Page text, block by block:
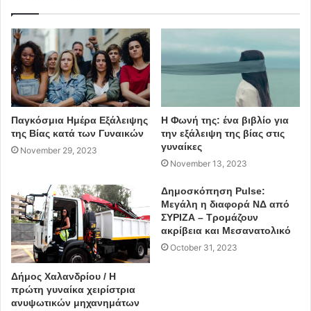
θύμα ληστείας από τους τρεις δράστες στη
Μεταμόρφωση.
Πηγή: newsit.gr/Άννα Τριανταφυλλιά Τσούτσα
ΔΗΜΟΣ ΜΕΤΑΜΟΡΦΩΣΗΣ
Παγκόσμια Ημέρα Εξάλειψης
της Βίας κατά των Γυναικών
November 29, 2023
Η Φωνή της: ένα βιβλίο για
την εξάλειψη της βίας στις
γυναίκες
November 13, 2023
Δήμος Χαλανδρίου / Η
πρώτη γυναίκα χειρίστρια
ανυψωτικών μηχανημάτων
Δημοσκόπηση Pulse:
Μεγάλη η διαφορά ΝΔ από
ΣΥΡΙΖΑ – Τρομάζουν
ακρίβεια και Μεσανατολικό
October 31, 2023